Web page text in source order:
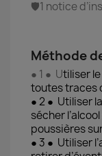
🛡️1 notice
Méthode
● 1 ● Utiliser
toutes traces
● 2 ● Utiliser
sécher
poussières
● 3 ● Utiliser